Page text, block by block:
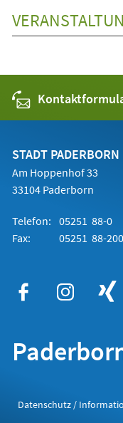
STADT PADERBORN
Am Hoppenhof 33
33104 Paderborn
Telefon: 05251 88-0
Fax:
05251 88-
Datenschutz /